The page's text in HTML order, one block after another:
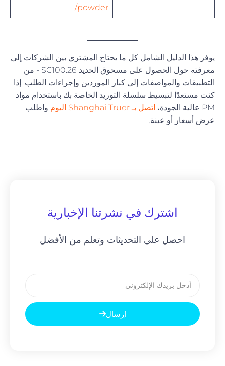
powder/
يوفر هذا الدليل الشامل كل ما يحتاج المشتري بين الشركات إلى
معرفته حول الحصول على مسحوق الحديد SC100.26 - من
التطبيقات والمواصفات إلى كبار الموردين وإجراءات الطلب. إذا
كنت مستعدًا لتبسيط سلسلة التوريد الخاصة بك باستخدام مواد
PM عالية الجودة،
اتصل بـ Shanghai Truer اليوم
واطلب
عرض أسعار أو عينة.
اشترك في نشرتنا الإخبارية
احصل على التحديثات وتعلم من الأفضل
بريد
إرسال